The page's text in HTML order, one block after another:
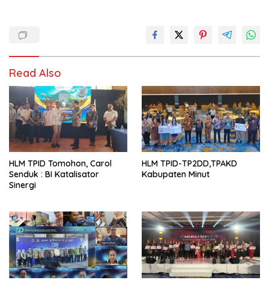
Read Also
HLM TPID Tomohon, Carol
Senduk : BI Katalisator
Sinergi
HLM TPID-TP2DD,TPAKD
Kabupaten Minut